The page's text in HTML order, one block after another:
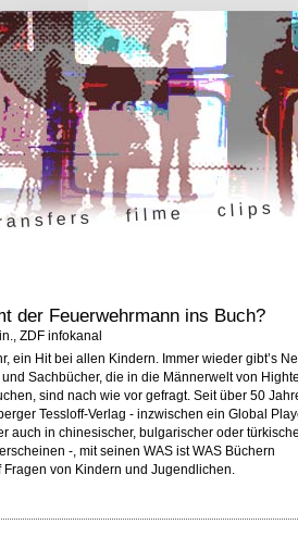
filme clips
der Feuerwehrmann ins Buch?
ZDF infokanal
ein Hit bei allen Kindern. Immer wieder gibt’s
Sachbücher, die in die Männerwelt von
sind nach wie vor gefragt. Seit über 50
Tessloff-Verlag - inzwischen ein Global
auch in chinesischer, bulgarischer oder
-, mit seinen WAS ist WAS Büchern
Fragen von Kindern und Jugendlichen.